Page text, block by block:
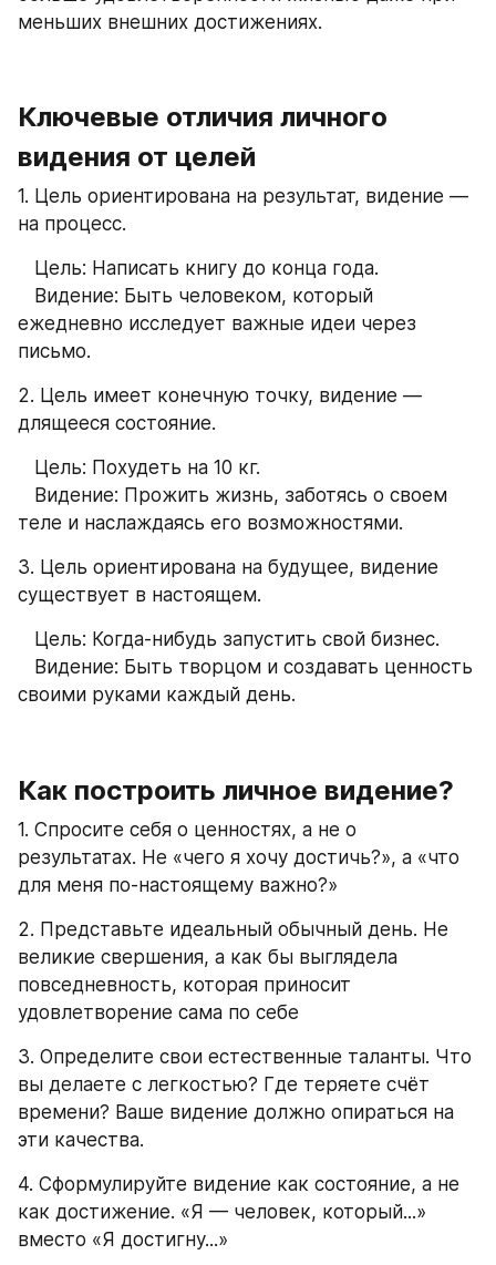
меньших внешних достижениях.
Ключевые отличия личного
видения от целей
1. Цель ориентирована на результат, видение —
на процесс.
   Цель: Написать книгу до конца года.
ежедневно исследует важные идеи через
письмо.
2. Цель имеет конечную точку, видение —
длящееся состояние.
   Цель: Похудеть на 10 кг.
теле и наслаждаясь его возможностями.
3. Цель ориентирована на будущее, видение
существует в настоящем.
   Цель: Когда-нибудь запустить свой бизнес.
своими руками каждый день.
Как построить личное видение?
1. Спросите себя о ценностях, а не о
результатах. Не «чего я хочу достичь?», а «что
для меня по-настоящему важно?»
2. Представьте идеальный обычный день. Не
великие свершения, а как бы выглядела
повседневность, которая приносит
удовлетворение сама по себе
3. Определите свои естественные таланты. Что
вы делаете с легкостью? Где теряете счёт
времени? Ваше видение должно опираться на
эти качества.
4. Сформулируйте видение как состояние, а не
как достижение. «Я — человек, который...»
вместо «Я достигну...»